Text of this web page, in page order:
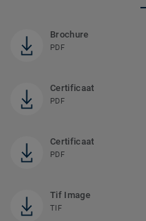
Brochure
PDF
Certificaat
PDF
Certificaat
PDF
Tif Image
TIF